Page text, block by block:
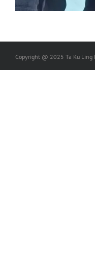
Copyright @ 2025 Ta Ku Ling